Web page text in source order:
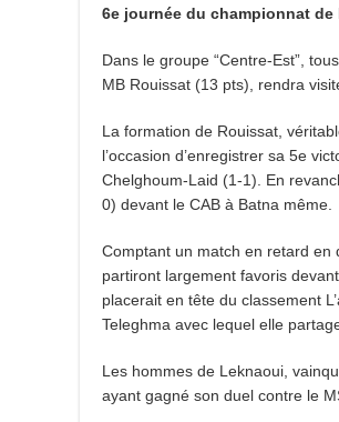
6e journée du championnat
Dans le groupe “Centre-Est”,
MB Rouissat (13 pts), rendra
La formation de Rouissat,
l’occasion d’enregistrer sa 5e
Chelghoum-Laid (1-1). En
0) devant le CAB à Batna même.
Comptant un match en retard en
partiront largement favoris
placerait en tête du classement
Teleghma avec lequel elle
Les hommes de Leknaoui,
ayant gagné son duel contre le